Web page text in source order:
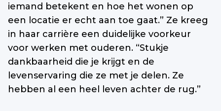
iemand betekent en hoe het wonen op
een locatie er echt aan toe gaat.” Ze kreeg
in haar carrière een duidelijke voorkeur
voor werken met ouderen. “Stukje
dankbaarheid die je krijgt en de
levenservaring die ze met je delen. Ze
hebben al een heel leven achter de rug.”